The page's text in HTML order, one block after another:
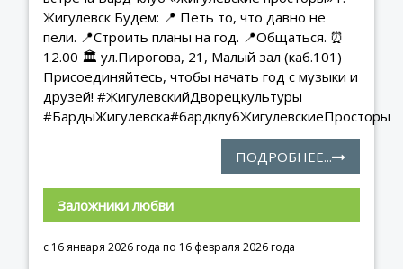
Жигулевск Будем: 📍 Петь то, что давно не
пели. 📍Строить планы на год. 📍Общаться. ⏰️
12.00 🏛 ул.Пирогова, 21, Малый зал (каб.101)
Присоединяйтесь, чтобы начать год с музыки и
друзей! #ЖигулевскийДворецкультуры
#БардыЖигулевска#бардклубЖигулевскиеПросторы
ПОДРОБНЕЕ...
Заложники любви
с 16 января 2026 года по 16 февраля 2026 года